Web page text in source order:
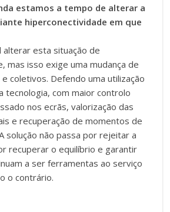
estamos a tempo de alterar a
hiperconectividade em que
alterar esta situação de
mas isso exige uma mudança de
coletivos. Defendo uma utilização
tecnologia, com maior controlo
nos ecrãs, valorização das
e recuperação de momentos de
solução não passa por rejeitar a
recuperar o equilíbrio e garantir
a ser ferramentas ao serviço
o contrário.